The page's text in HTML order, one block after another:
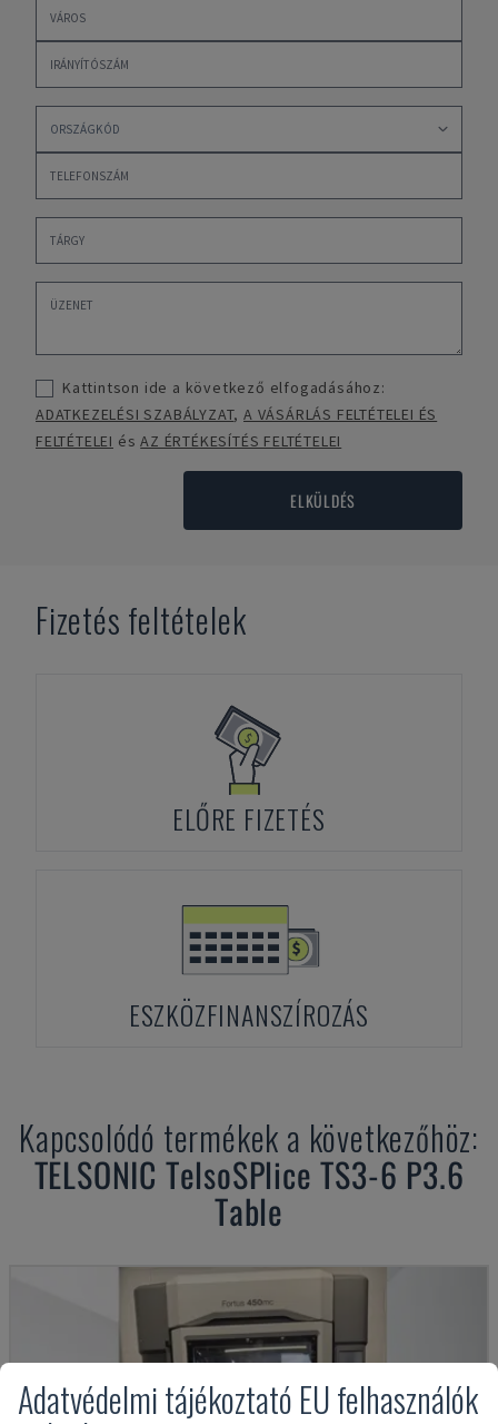
Kattintson ide a következő elfogadásához:
ADATKEZELÉSI SZABÁLYZAT,A VÁSÁRLÁS FELTÉTELEI ÉS
FELTÉTELEI ésAZ ÉRTÉKESÍTÉS FELTÉTELEI
ELKÜLDÉS
Fizetés feltételek
ELŐRE FIZETÉS
ESZKÖZFINANSZÍROZÁS
Kapcsolódó termékek a következőhöz:
TELSONIC TelsoSPlice TS3-6 P3.6
Table
Adatvédelmi tájékoztató EU felhasználók